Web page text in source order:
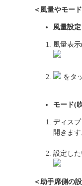
＜風量やモー
風量設定
風量表
をタ
モード(
ディス
開きま
設定し
＜助手席側の